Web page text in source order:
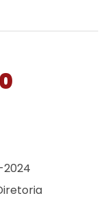
2024